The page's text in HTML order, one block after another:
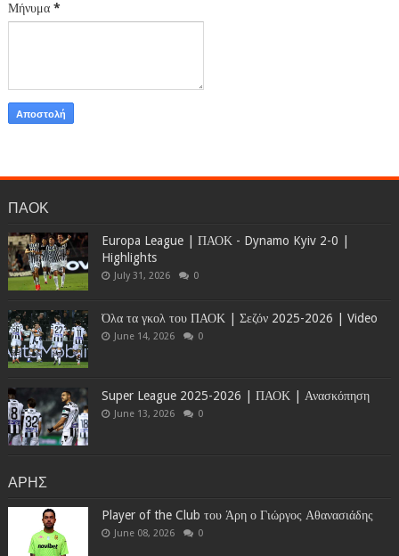
Μήνυμα *
ΠΑΟΚ
Europa League | ΠΑΟΚ - Dynamo Kyiv 2-0 |
Highlights
July 31, 2026 0
Όλα τα γκολ του ΠΑΟΚ | Σεζόν 2025-2026 | Video
June 14, 2026 0
Super League 2025-2026 | ΠΑΟΚ | Ανασκόπηση
June 13, 2026 0
ΑΡΗΣ
Player of the Club του Άρη ο Γιώργος Αθανασιάδης
June 08, 2026 0